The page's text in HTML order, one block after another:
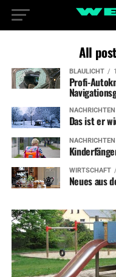
All
BLAULICHT
Profi-
NACHRICHTEN
Das ist er
NACHRICHTEN
WIRTSCHAFT
Neues aus